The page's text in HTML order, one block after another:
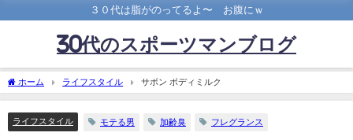
３０代は脂がのってるよ〜 お腹にｗ
30代のスポーツマンブログ
ホーム ライフスタイル サボン ボディミルク
ライフスタイル モテる男 加齢臭 フレグランス